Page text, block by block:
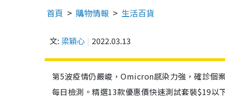
首頁 購物情報 生活百貨
文: 梁穎心 2022.03.13
第5波疫情仍嚴峻，Omicron感染力強，確診個
每日檢測。精選13款優惠價快速測試套裝$19以